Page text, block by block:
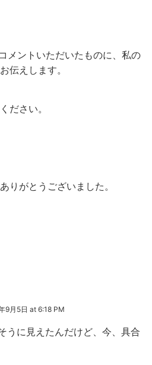
メントいただいたものに、私の
伝えします。
ださい。
りがとうございました。
9月5日 at 6:18 PM
うに見えたんだけど、今、具合